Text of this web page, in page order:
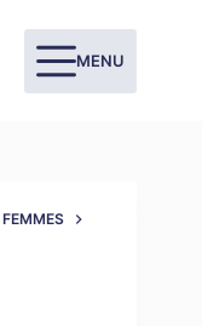
MENU
FEMMES